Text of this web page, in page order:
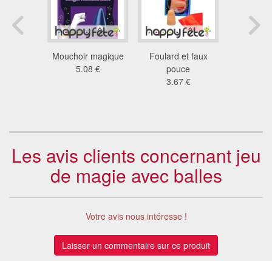
Mouchoir magique
5.08 €
Foulard et faux
pouce
3.67 €
Les avis clients concernant jeu
de magie avec balles
Votre avis nous intéresse !
Laisser un commentaire sur ce produit